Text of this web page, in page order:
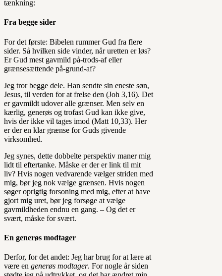
tænkning:
Fra begge sider
For det første: Bibelen rummer Gud fra flere
sider. Så hvilken side vinder, når uretten er løs?
Er Gud mest gavmild på-trods-af eller
grænsesættende på-grund-af?
Jeg tror begge dele. Han sendte sin eneste søn,
Jesus, til verden for at frelse den (Joh 3,16). Det
er gavmildt udover alle grænser. Men selv en
kærlig, generøs og trofast Gud kan ikke give,
hvis der ikke vil tages imod (Matt 10,33). Her
er der en klar grænse for Guds givende
virksomhed.
Jeg synes, dette dobbelte perspektiv maner mig
lidt til eftertanke. Måske er der er link til mit
liv? Hvis nogen vedvarende vælger striden med
mig, bør jeg nok vælge grænsen. Hvis nogen
søger oprigtig forsoning med mig, efter at have
gjort mig uret, bør jeg forsøge at vælge
gavmildheden endnu en gang. – Og det er
svært, måske for svært.
En generøs modtager
Derfor, for det andet: Jeg har brug for at lære at
være en generøs modtager. For nogle år siden